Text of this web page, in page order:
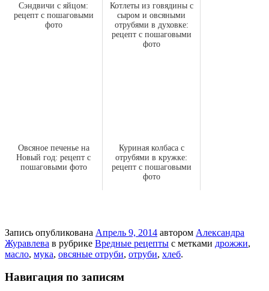
Сэндвичи с яйцом:
рецепт с пошаговыми
фото
Котлеты из говядины с
сыром и овсяными
отрубями в духовке:
рецепт с пошаговыми
фото
Овсяное печенье на
Новый год: рецепт с
пошаговыми фото
Куриная колбаса с
отрубями в кружке:
рецепт с пошаговыми
фото
Запись опубликована Апрель 9, 2014 автором Александра
Журавлева в рубрике Вредные рецепты с метками дрожжи,
масло, мука, овсяные отруби, отруби, хлеб.
Навигация по записям